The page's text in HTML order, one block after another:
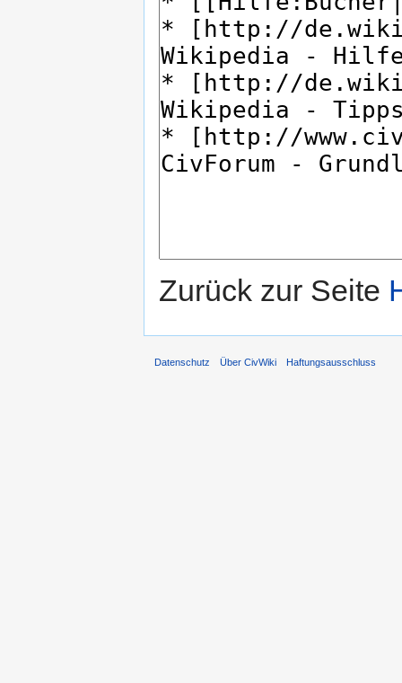
Zurück zur Seite
Datenschutz Über CivWiki Haftungsausschluss